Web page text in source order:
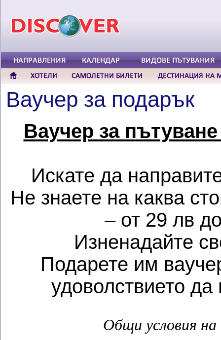
Ваучер за подарък
Ваучер за
Искате да
Не знаете на каква
– от 29 лв
Изненадайте
Подарете им
удоволствието
Общи условия на